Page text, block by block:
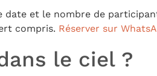
date et le nombre de
compris. Réserver sur
le ciel ?